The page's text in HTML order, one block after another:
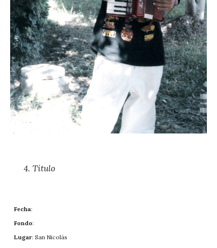
4. Título
Fecha:
Fondo:
Lugar: San Nicolás